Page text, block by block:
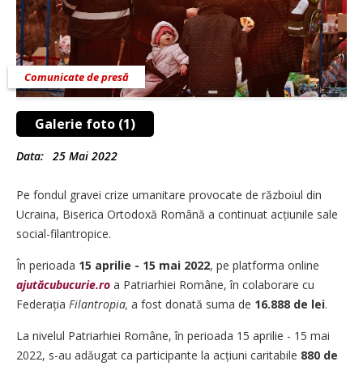
Galerie foto (1)
Comunicate de presă
Data: 25 Mai 2022
Pe fondul gravei crize umanitare provocate de războiul din
Ucraina, Biserica Ortodoxă Română a continuat acțiunile sale
social-filantropice.
În perioada 15 aprilie - 15 mai 2022, pe platforma online
ajutăcubucurie.ro a Patriarhiei Române, în colaborare cu
Federația Filantropia, a fost donată suma de 16.888 de lei.
La nivelul Patriarhiei Române, în perioada 15 aprilie - 15 mai
2022, s-au adăugat ca participante la acțiuni caritabile 880 de